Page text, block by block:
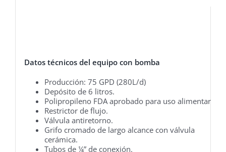
Datos técnicos del equipo con bomba
Producción: 75 GPD (280L/d)
Depósito de 6 litros.
Polipropileno FDA aprobado para uso alimentario.
Restrictor de flujo.
Válvula antiretorno.
Grifo cromado de largo alcance con válvula
cerámica.
Tubos de ¼” de conexión.